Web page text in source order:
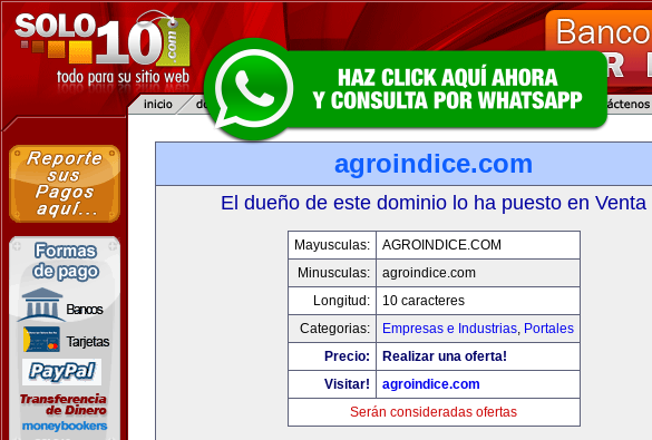
agroindice.com
El dueño de este dominio lo ha puesto en Venta
Mayusculas:
AGROINDICE.COM
Minusculas:
agroindice.com
Longitud:
10 caracteres
Categorias:
Empresas e Industrias, Portales
Precio:
Realizar una oferta!
Visitar!
agroindice.com
Serán consideradas ofertas